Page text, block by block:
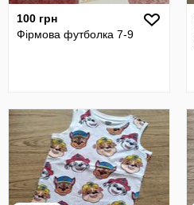
100 грн
Фірмова футболка 7-9